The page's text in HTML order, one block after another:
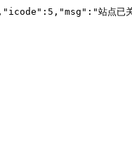
站